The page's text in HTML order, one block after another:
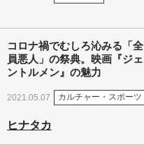
コロナ禍でむしろ沁みる「全
員悪人」の祭典。映画『ジェ
ントルメン』の魅力
2021.05.07 カルチャー・スポーツ
ヒナタカ